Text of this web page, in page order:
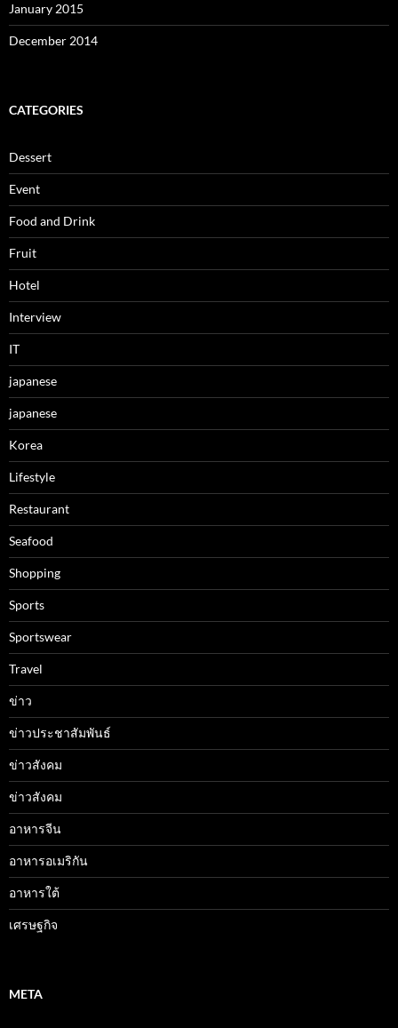
January 2015
December 2014
CATEGORIES
Dessert
Event
Food and Drink
Fruit
Hotel
Interview
IT
japanese
japanese
Korea
Lifestyle
Restaurant
Seafood
Shopping
Sports
Sportswear
Travel
ข่าว
ข่าวประชาสัมพันธ์
ข่าวสังคม
ข่าวสังคม
อาหารจีน
อาหารอเมริกัน
อาหารใต้
เศรษฐกิจ
META